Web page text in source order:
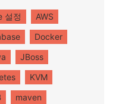
설정
AWS
Docker
JBoss
KVM
maven